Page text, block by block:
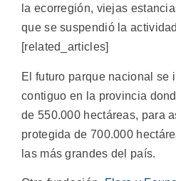
la ecorregión, viejas
que se suspendió la
[related_articles]
El futuro parque nacional se
contiguo en la provincia
de 550.000 hectáreas, para
protegida de 700.000
las más grandes del país.